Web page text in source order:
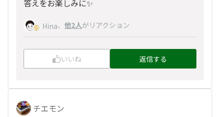
答えをお楽しみに✨
Hina、 他2人がリアクション
いいね 返信する
チエモン